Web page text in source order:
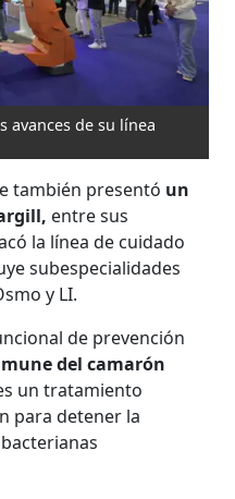
avances de su línea
también presentó un
entre sus
la línea de cuidado
subespecialidades
y LI.
de prevención
del camarón
un tratamiento
para detener la